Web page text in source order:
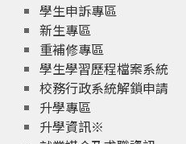
學生申訴專區
新生專區
重補修專區
學生學習歷程檔案系統
校務行政系統解鎖申請
升學專區
升學資訊※